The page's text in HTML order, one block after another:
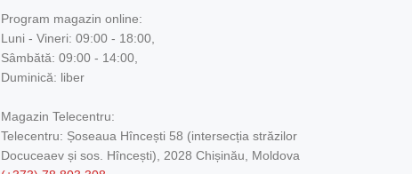
Program magazin online:
Luni - Vineri: 09:00 - 18:00,
Sâmbătă: 09:00 - 14:00,
Duminică: liber
Magazin Telecentru:
Telecentru: Șoseaua Hîncești 58 (intersecția străzilor
Docuceaev și sos. Hîncești), 2028 Chișinău, Moldova